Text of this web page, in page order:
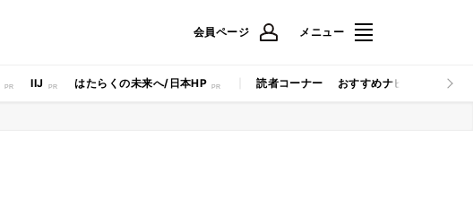
会員ページ メニュー
IIJ はたらくの未来へ/日本HP 読者コーナー おすすめナビ マイナビ